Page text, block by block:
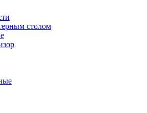
столом